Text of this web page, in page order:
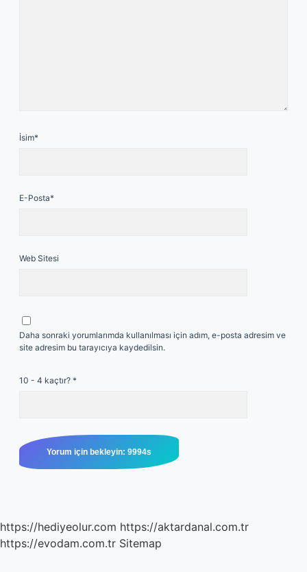
İsim*
E-Posta*
Web Sitesi
Daha sonraki yorumlarımda kullanılması için adım, e-posta adresim ve
site adresim bu tarayıcıya kaydedilsin.
10 - 4 kaçtır? *
https://hediyeolur.com https://aktardanal.com.tr
https://evodam.com.tr Sitemap